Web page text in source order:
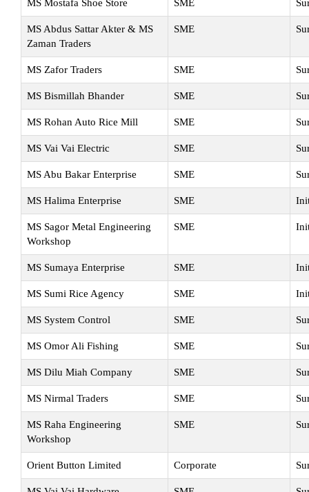
MS Mostafa Shoe Store SME
MS Abdus Sattar Akter & MS
Zaman Traders
SME
MS Zafor Traders SME
MS Bismillah Bhander SME
MS Rohan Auto Rice Mill SME
MS Vai Vai Electric SME
MS Abu Bakar Enterprise SME
MS Halima Enterprise SME
MS Sagor Metal Engineering
Workshop
SME
MS Sumaya Enterprise SME
MS Sumi Rice Agency SME
MS System Control SME
MS Omor Ali Fishing SME
MS Dilu Miah Company SME
MS Nirmal Traders SME
MS Raha Engineering
Workshop
SME
Orient Button Limited Corporate